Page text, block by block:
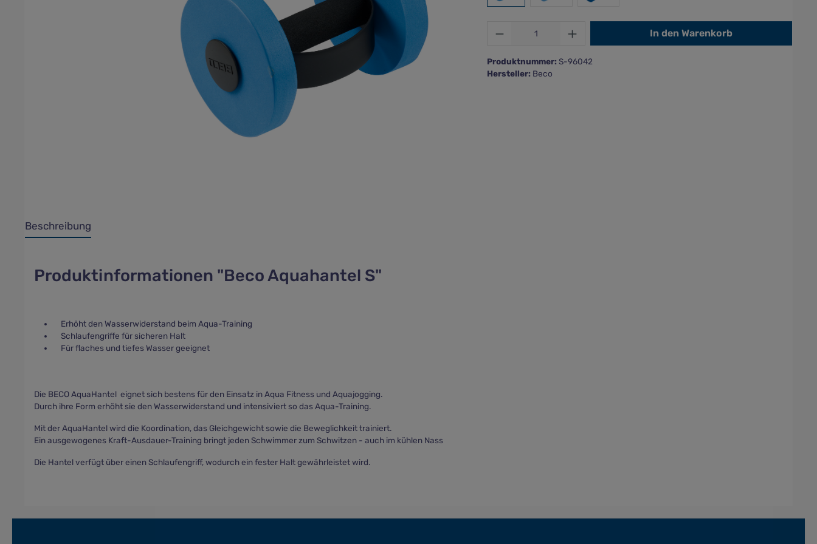
Produkt Anzahl: Gib den gewünschten Wert
In den Warenkorb
Produktnummer: S-96042
Hersteller: Beco
Beschreibung
Produktinformationen "Beco Aquahantel S"
Erhöht den Wasserwiderstand beim Aqua-Training
Schlaufengriffe für sicheren Halt
Für flaches und tiefes Wasser geeignet
Die BECO AquaHantel eignet sich bestens für den Einsatz in Aqua Fitness und Aquajogging.
Durch ihre Form erhöht sie den Wasserwiderstand und intensiviert so das Aqua-Training.
Mit der AquaHantel wird die Koordination, das Gleichgewicht sowie die Beweglichkeit trainiert.
Ein ausgewogenes Kraft-Ausdauer-Training bringt jeden Schwimmer zum Schwitzen - auch im kühlen Nass
Die Hantel verfügt über einen Schlaufengriff, wodurch ein fester Halt gewährleistet wird.